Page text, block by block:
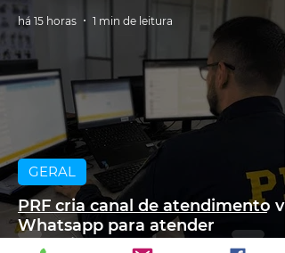
PRF cria canal de atendimento
Whatsapp para atender
motoristas multados no RS
GERAL
há 15 horas 1 min de leitura